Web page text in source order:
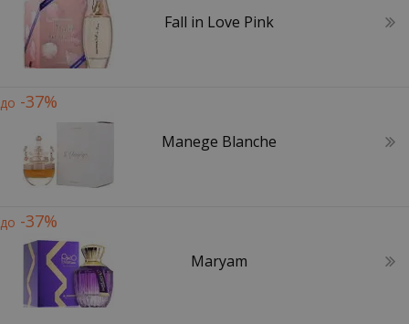
Fall in Love Pink
до -37%
Manege Blanche
до -37%
Maryam